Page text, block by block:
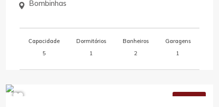
Bombinhas
Capacidade
5
Dormitórios
1
Banheiros
2
Garagens
1
VENDA